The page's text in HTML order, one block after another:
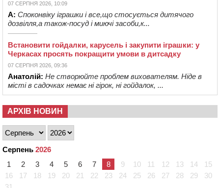
07 СЕРПНЯ 2026, 10:09
А: Споконвіку іграшки і все,що стосується дитячого
дозвілля,а також-посуд і миючі засоби,к...
Встановити гойдалки, карусель і закупити іграшки: у
Черкасах просять покращити умови в дитсадку
07 СЕРПНЯ 2026, 09:36
Анатолій: Не створюйте проблем вихователям. Ніде в
місті в садочках немає ні гірок, ні гойдалок, ...
АРХІВ НОВИН
Серпень 2026
1
2 3 4 5 6 7 8 9 10 11 12 13 14
15
16
17 18 19 20 21 22 23 24 25 26 27 28 29
30